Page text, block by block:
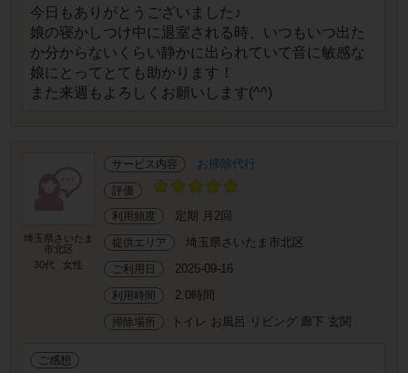
今日もありがとうございました♪
娘の寝かしつけ中に退室される時、いつもいつ出た
か分からないくらい静かに出られていて音に敏感な
娘にとってとても助かります！
また来週もよろしくお願いします(^^)
埼玉県さいたま
市北区
30代
女性
サービス内容 お掃除代行
評価
利用頻度 定期 月2回
提供エリア 埼玉県さいたま市北区
ご利用日 2025-09-16
利用時間 2.0時間
掃除場所 トイレ お風呂 リビング 廊下 玄関
ご感想